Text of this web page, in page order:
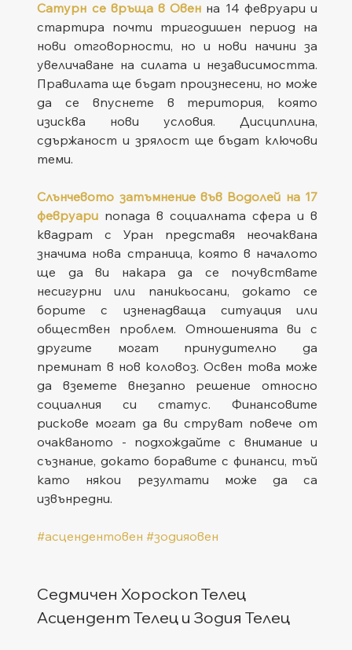
Сатурн се връща в Овен на 14 февруари и
стартира почти тригодишен период на
нови отговорности, но и нови начини за
увеличаване на силата и независимостта.
Правилата ще бъдат произнесени, но може
да се впуснете в територия, която
изисква нови условия. Дисциплина,
сдържаност и зрялост ще бъдат ключови
теми.
Слънчевото затъмнение във Водолей на 17
февруари попада в социалната сфера и в
квадрат с Уран представя неочаквана
значима нова страница, която в началото
ще да ви накара да се почувствате
несигурни или паникьосани, докато се
борите с изненадваща ситуация или
обществен проблем. Отношенията ви с
другите могат принудително да
преминат в нов коловоз. Освен това може
да вземете внезапно решение относно
социалния си статус. Финансовите
рискове могат да ви струват повече от
очакваното - подхождайте с внимание и
съзнание, докато боравите с финанси, тъй
като някои резултати може да са
извънредни.
#асцендентовен #зодияовен
Седмичен Хороскоп Телец
Асцендент Телец и Зодия Телец